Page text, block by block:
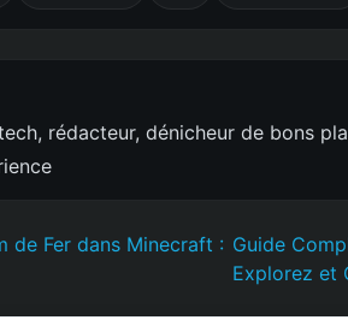
rédacteur, dénicheur de bons
de Fer dans Minecraft : Guide
Explorez et